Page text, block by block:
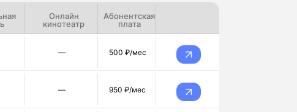
Онлайн
кинотеатр
Абонентская
плата
— 500 ₽/мес
— 950 ₽/мес